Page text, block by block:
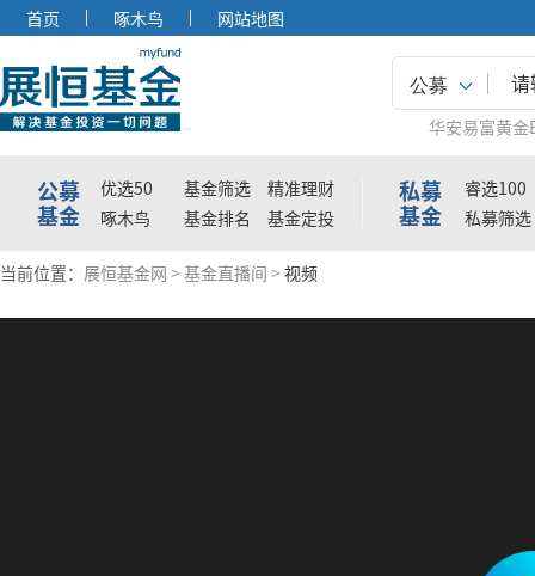
首页 啄木鸟 网站地图
公募
华安易富黄金
公募
基金
优选50 基金筛选
精准理财
啄木鸟
基金排名 基金定投
私募
基金
睿选100
私募筛选
当前位置： 展恒基金网 > 基金直播间 > 视频